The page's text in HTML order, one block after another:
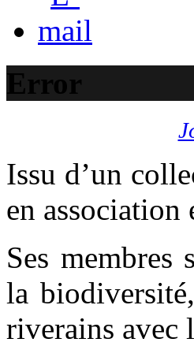
Error
Issu d’un
en
Ses membres
la
riverains avec